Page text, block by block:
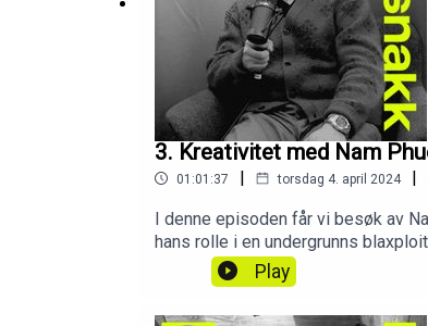
3. Kreativitet med Nam
01:01:37 | torsdag 4. april 2024 |
I denne episoden får vi besøk av
hans rolle i en undergrunns
Play